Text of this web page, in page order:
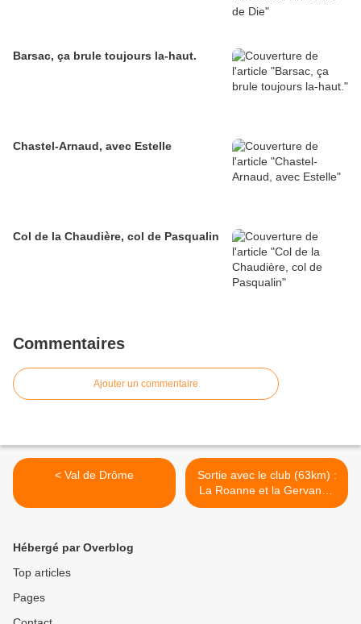
Barsac, ça brule toujours la-haut.
Chastel-Arnaud, avec Estelle
Col de la Chaudière, col de Pasqualin
Commentaires
Ajouter un commentaire
< Val de Drôme
Sortie avec le club (63km) :
La Roanne et la Gervanne
>
Hébergé par Overblog
Top articles
Pages